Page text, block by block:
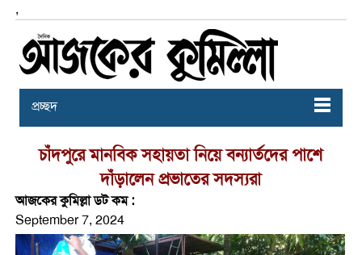
,
প্রচ্ছদ
চাঁদপুরে মানবিক সহায়তা নিয়ে বন্যার্তদের পাশে
দাঁড়ালেন প্রভাতের সদস্যরা
আজকের কুমিল্লা ডট কম :
September 7, 2024